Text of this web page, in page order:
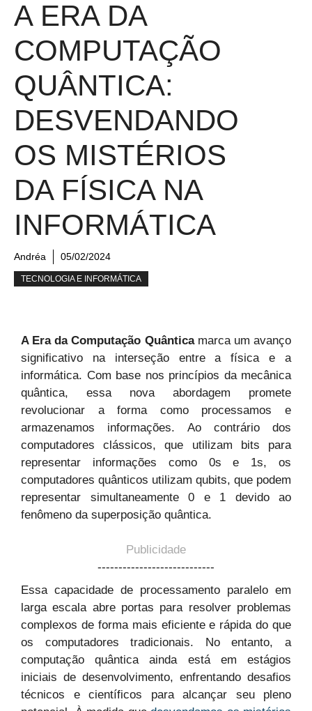
A ERA DA
COMPUTAÇÃO
QUÂNTICA:
DESVENDANDO
OS MISTÉRIOS
DA FÍSICA NA
INFORMÁTICA
Andréa 05/02/2024
TECNOLOGIA E INFORMÁTICA
A Era da Computação Quânticamarca um avanço
significativo na interseção entre a física e a
informática. Com base nos princípios da mecânica
quântica, essa nova abordagem promete
revolucionar a forma como processamos e
armazenamos informações. Ao contrário dos
computadores clássicos, que utilizam bits para
representar informações como 0s e 1s, os
computadores quânticos utilizam qubits, que podem
representar simultaneamente 0 e 1 devido ao
fenômeno da superposição quântica.
Publicidade
----------------------------
Essa capacidade de processamento paralelo em
larga escala abre portas para resolver problemas
complexos de forma mais eficiente e rápida do que
os computadores tradicionais. No entanto, a
computação quântica ainda está em estágios
iniciais de desenvolvimento, enfrentando desafios
técnicos e científicos para alcançar seu pleno